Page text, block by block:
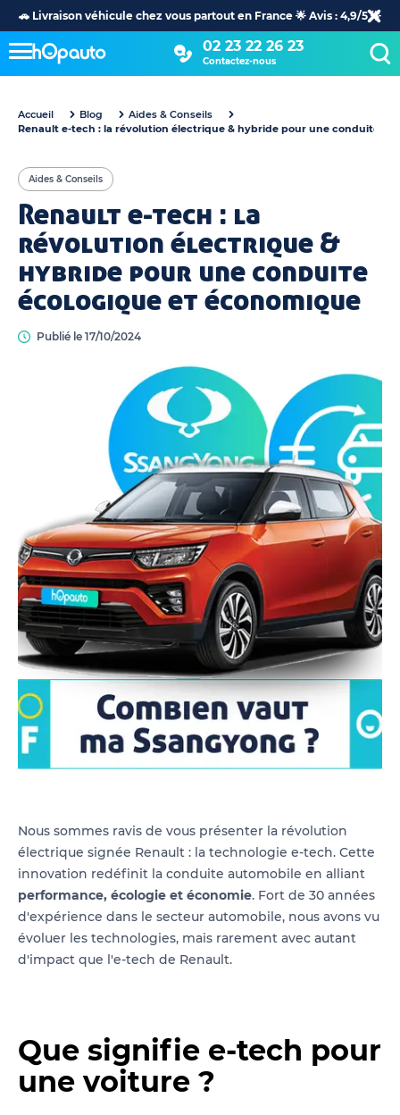
🚗 Livraison véhicule chez vous partout en France 🌟 Avis : 4,9/5 🌟
02 23 22 26 23
Contactez-nous
Accueil Blog
Aides & Conseils
Renault e-tech : la révolution électrique & hybride pour une conduite
Aides & Conseils
Renault e-tech : la
révolution électrique &
hybride pour une conduite
écologique et économique
Publié le 17/10/2024
Nous sommes ravis de vous présenter la révolution
électrique signée Renault : la technologie e-tech. Cette
innovation redéfinit la conduite automobile en alliant
performance, écologie et économie. Fort de 30 années
d'expérience dans le secteur automobile, nous avons vu
évoluer les technologies, mais rarement avec autant
d'impact que l'e-tech de Renault.
Que signifie e-tech pour
une voiture ?